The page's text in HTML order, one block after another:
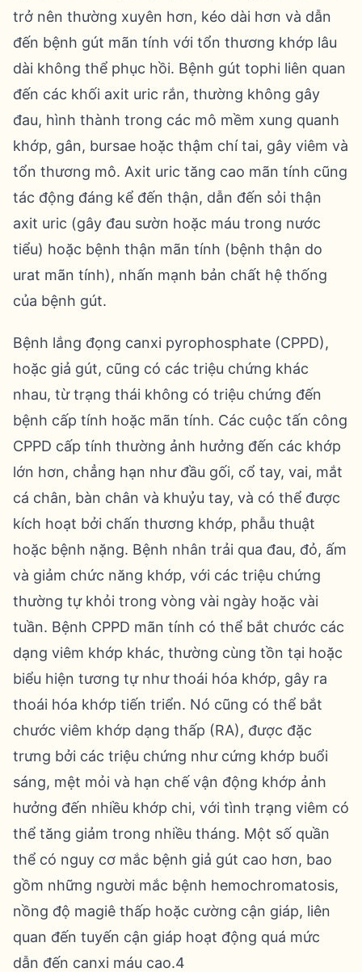
trở nên thường xuyên hơn, kéo dài hơn và dẫn
đến bệnh gút mãn tính với tổn thương khớp lâu
dài không thể phục hồi. Bệnh gút tophi liên quan
đến các khối axit uric rắn, thường không gây
đau, hình thành trong các mô mềm xung quanh
khớp, gân, bursae hoặc thậm chí tai, gây viêm và
tổn thương mô. Axit uric tăng cao mãn tính cũng
tác động đáng kể đến thận, dẫn đến sỏi thận
axit uric (gây đau sườn hoặc máu trong nước
tiểu) hoặc bệnh thận mãn tính (bệnh thận do
urat mãn tính), nhấn mạnh bản chất hệ thống
của bệnh gút.
Bệnh lắng đọng canxi pyrophosphate (CPPD),
hoặc giả gút, cũng có các triệu chứng khác
nhau, từ trạng thái không có triệu chứng đến
bệnh cấp tính hoặc mãn tính. Các cuộc tấn công
CPPD cấp tính thường ảnh hưởng đến các khớp
lớn hơn, chẳng hạn như đầu gối, cổ tay, vai, mắt
cá chân, bàn chân và khuỷu tay, và có thể được
kích hoạt bởi chấn thương khớp, phẫu thuật
hoặc bệnh nặng. Bệnh nhân trải qua đau, đỏ, ấm
và giảm chức năng khớp, với các triệu chứng
thường tự khỏi trong vòng vài ngày hoặc vài
tuần. Bệnh CPPD mãn tính có thể bắt chước các
dạng viêm khớp khác, thường cùng tồn tại hoặc
biểu hiện tương tự như thoái hóa khớp, gây ra
thoái hóa khớp tiến triển. Nó cũng có thể bắt
chước viêm khớp dạng thấp (RA), được đặc
trưng bởi các triệu chứng như cứng khớp buổi
sáng, mệt mỏi và hạn chế vận động khớp ảnh
hưởng đến nhiều khớp chi, với tình trạng viêm có
thể tăng giảm trong nhiều tháng. Một số quần
thể có nguy cơ mắc bệnh giả gút cao hơn, bao
gồm những người mắc bệnh hemochromatosis,
nồng độ magiê thấp hoặc cường cận giáp, liên
quan đến tuyến cận giáp hoạt động quá mức
dẫn đến canxi máu cao.4